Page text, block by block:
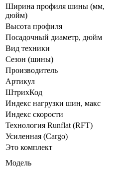
Ширина профиля шины (мм,
дюйм)
Высота профиля
Посадочный диаметр, дюйм
Вид техники
Сезон (шины)
Производитель
Артикул
ШтрихКод
Индекс нагрузки шин, макс
Индекс скорости
Технология Runflat (RFT)
Усиленная (Cargo)
Это комплект
Модель